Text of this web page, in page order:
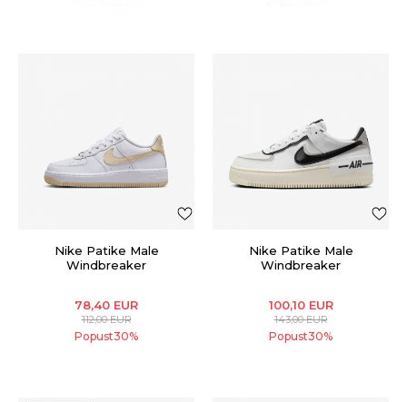
Nike Patike Male
Windbreaker
78,40 EUR
112,00EUR
Popust30%
Nike Patike Male
Windbreaker
100,10 EUR
143,00EUR
Popust30%